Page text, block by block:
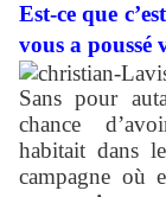
Est-ce que
vous a poussé
Sans pour
chance
habitait dans
campagne où